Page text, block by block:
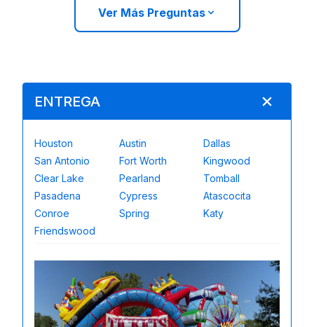
Ver Más Preguntas
ENTREGA
Houston Austin
Dallas
San Antonio
Fort Worth
Kingwood
Clear Lake
Pearland
Tomball
Pasadena
Cypress
Atascocita
Conroe
Spring
Katy
Friendswood